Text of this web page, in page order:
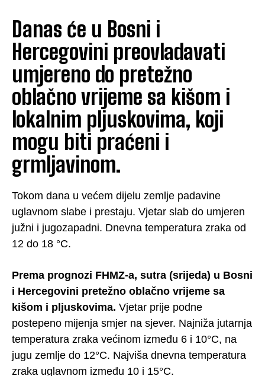
Danas će u Bosni i
Hercegovini preovladavati
umjereno do pretežno
oblačno vrijeme sa kišom i
lokalnim pljuskovima, koji
mogu biti praćeni i
grmljavinom.
Tokom dana u većem dijelu zemlje padavine
uglavnom slabe i prestaju. Vjetar slab do umjeren
južni i jugozapadni. Dnevna temperatura zraka od
12 do 18 °C.
Prema prognozi FHMZ-a, sutra (srijeda) u Bosni
i Hercegovini pretežno oblačno vrijeme sa
kišom i pljuskovima. Vjetar prije podne
postepeno mijenja smjer na sjever. Najniža jutarnja
temperatura zraka većinom između 6 i 10°C, na
jugu zemlje do 12°C. Najviša dnevna temperatura
zraka uglavnom između 10 i 15°C.